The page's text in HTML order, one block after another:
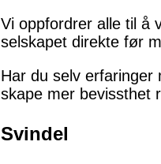
Vi oppfordrer alle til å
selskapet direkte før
Har du selv erfaringer
skape mer bevissthet
Svindel